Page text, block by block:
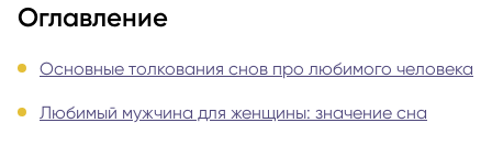
Оглавление
Основные толкования снов про любимого человека
Любимый мужчина для женщины: значение сна